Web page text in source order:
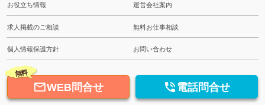
お役立ち情報 運営会社案内
求人掲載のご相談 無料お仕事相談
個人情報保護方針 お問い合わせ
無料
WEB問合せ  電話問合せ